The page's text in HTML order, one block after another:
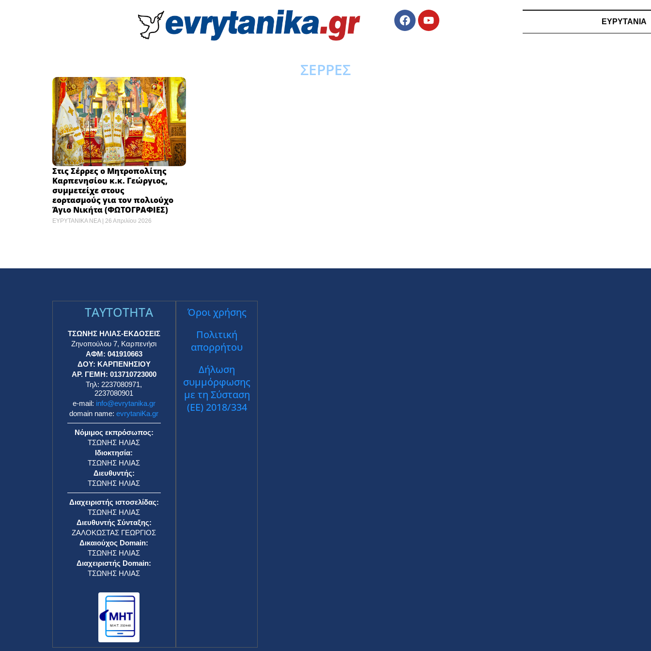
ΕΥΡΥΤΑΝΙΑ
ΣΕΡΡΕΣ
Στις Σέρρες ο Μητροπολίτης
Καρπενησίου κ.κ. Γεώργιος,
συμμετείχε στους
εορτασμούς για τον πολιούχο
Άγιο Νικήτα (ΦΩΤΟΓΡΑΦΙΕΣ)
ΕΥΡΥΤΑΝΙΚΑ ΝΕΑ 26 Απριλίου 2026
TAYTOTHTA
ΤΣΩΝΗΣ ΗΛΙΑΣ-ΕΚΔΟΣΕΙΣ
Ζηνοπούλου 7, Καρπενήσι
ΑΦΜ: 041910663
ΔΟΥ: ΚΑΡΠΕΝΗΣΙΟΥ
ΑΡ. ΓΕΜΗ: 013710723000
Τηλ: 2237080971,
2237080901
e-mail: info@evrytanika.gr
domain name:evrytaniKa.gr
Νόμιμος εκπρόσωπος:
ΤΣΩΝΗΣ ΗΛΙΑΣ
Ιδιοκτησία:
ΤΣΩΝΗΣ ΗΛΙΑΣ
Διευθυντής:
ΤΣΩΝΗΣ ΗΛΙΑΣ
Διαχειριστής ιστοσελίδας:
ΤΣΩΝΗΣ ΗΛΙΑΣ
Διευθυντής Σύνταξης:
ΖΑΛΟΚΩΣΤΑΣ ΓΕΩΡΓΙΟΣ
Δικαιούχος Domain:
ΤΣΩΝΗΣ ΗΛΙΑΣ
Διαχειριστής Domain:
ΤΣΩΝΗΣ ΗΛΙΑΣ
Όροι χρήσης
Πολιτική
απορρήτου
Δήλωση
συμμόρφωσης
με τη Σύσταση
(ΕΕ) 2018/334